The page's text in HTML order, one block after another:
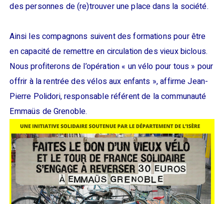
des personnes de (re)trouver une place dans la société.
Ainsi les compagnons suivent des formations pour être
en capacité de remettre en circulation des vieux biclous.
Nous profiterons de l’opération « un vélo pour tous » pour
offrir à la rentrée des vélos aux enfants », affirme Jean-
Pierre Polidori, responsable référent de la communauté
Emmaüs de Grenoble.